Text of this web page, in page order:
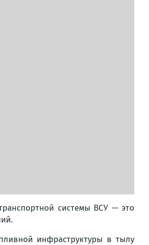
системы ВСУ — это
инфраструктуры в тылу